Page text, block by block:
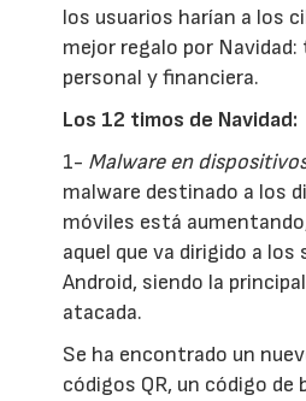
los usuarios harían a los
mejor regalo por
personal y financiera.
Los 12 timos de Navidad:
1- Malware en
malware destinado a los
móviles está
aquel que va dirigido a
Android, siendo la
atacada.
Se ha encontrado un
códigos QR, un código de